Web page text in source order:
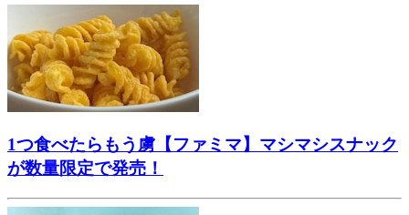
1つ食べたらもう虜【ファミマ】マシマシスナック
が数量限定で発売！